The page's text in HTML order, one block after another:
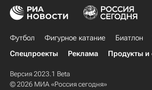
Футбол Фигурное катание Биатлон
Спецпроекты
Реклама Продукты и
Версия 2023.1 Beta
© 2026 МИА «Россия сегодня»